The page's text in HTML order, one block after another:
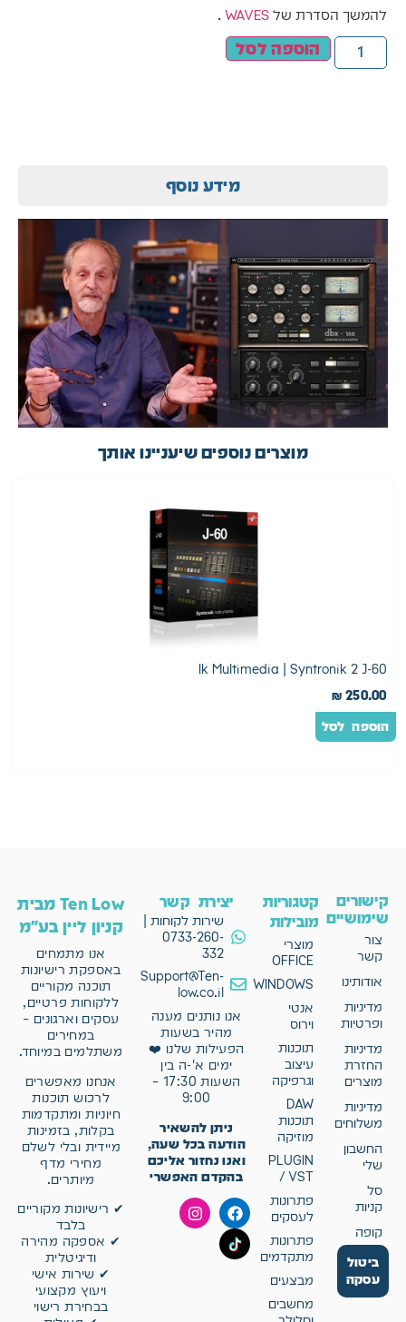
להמשך הסדרת של WAVES
.
הוספה לסל
מידע נוסף
מוצרים נוספים שיעניינו אותך
Ik Multimedia | Syntronik 2 J-60
₪ 250.00
הוספה לסל
קישורים
שימושיים
צור
קשר
אודותינו
מדיניות
ופרטיות
מדיניות
החזרת
מוצרים
מדיניות
משלוחים
החשבון
שלי
סל
קניות
קופה
ביטול
עסקה
קטגוריות
מובילות
מוצרי
OFFICE
WINDOWS
אנטי
וירוס
תוכנות
עיצוב
וגרפיקה
DAW
תוכנות
מוזיקה
PLUGIN
/ VST
פתרונות
לעסקים
פתרונות
מתקדמים
מבצעים
מחשבים
יצירת קשר
שירות לקוחות |
0733-260-
332
Support@Ten-
low.co.il
אנו נותנים מענה
מהיר בשעות
הפעילות שלנו ❤️
ימים א'-ה בין
השעות 17:30 –
9:00
ניתן להשאיר
הודעה בכל שעה,
ואנו נחזור אליכם
בהקדם האפשרי
Ten Low מבית
קניון ליין בע"מ
אנו מתמחים
באספקת רישיונות
תוכנה מקוריים
ללקוחות פרטיים,
עסקים וארגונים –
במחירים
משתלמים במיוחד.
אנחנו מאפשרים
לרכוש תוכנות
חיוניות ומתקדמות
בקלות, בזמינות
מיידית ובלי לשלם
מחירי מדף
מיותרים.
✔ רישיונות מקוריים
בלבד
✔ אספקה מהירה
ודיגיטלית
✔ שירות אישי
ויעוץ מקצועי
בבחירת רישוי